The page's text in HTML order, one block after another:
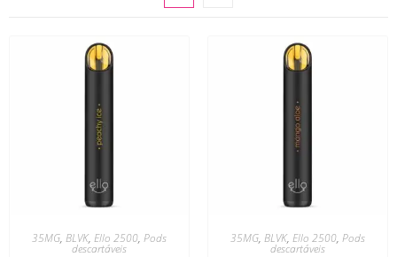
35MG, BLVK, Ello 2500, Pods
descartáveis
35MG, BLVK, Ello 2500, Pods
descartáveis